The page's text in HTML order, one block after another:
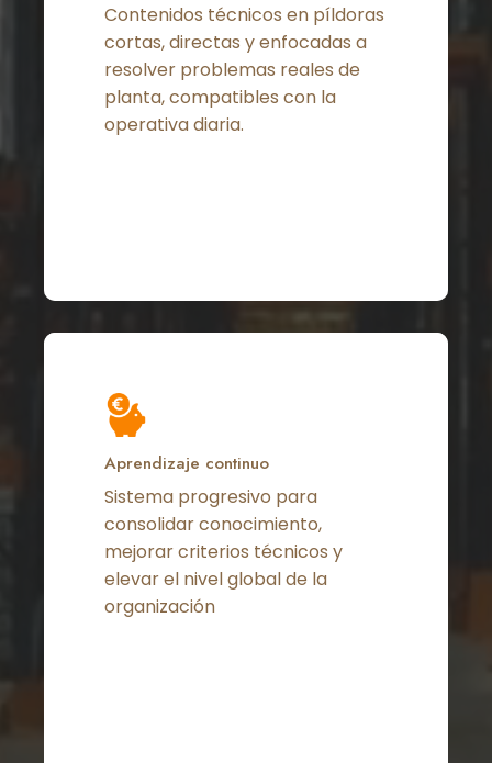
Contenidos técnicos en píldoras
cortas, directas y enfocadas a
resolver problemas reales de
planta, compatibles con la
operativa diaria.
Aprendizaje continuo
Sistema progresivo para
consolidar conocimiento,
mejorar criterios técnicos y
elevar el nivel global de la
organización